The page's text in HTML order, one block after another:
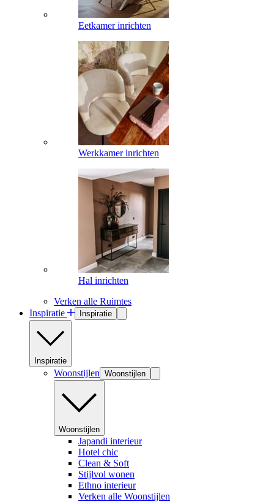
Eetkamer inrichten
Werkkamer inrichten
Hal inrichten
Verken alle Ruimtes
Inspiratie
Inspiratie
Inspiratie
Woonstijlen Woonstijlen
Woonstijlen
Japandi interieur
Hotel chic
Clean & Soft
Stijlvol wonen
Ethno interieur
Verken alle Woonstijlen